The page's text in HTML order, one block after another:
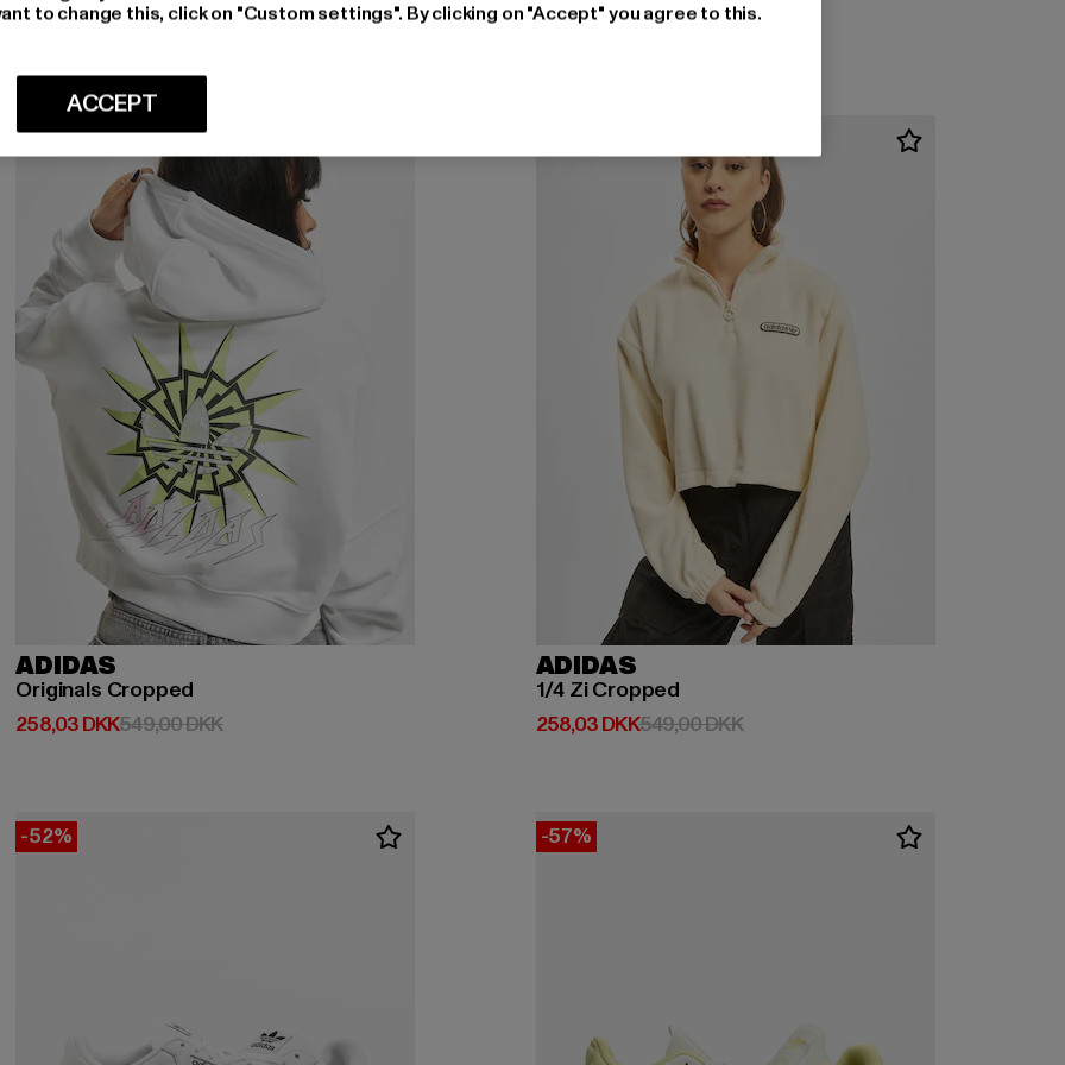
173,25 DKK
Nuværende pris: 173,25 DKK
315,00 DKKKampagnepris: 315,00 DKK
-53%
ADIDAS
Originals Cropped
258,03 DKK
Nuværende pris: 258,03 DKK
549,00 DKKKampagnepris: 549,00 DKK
ADIDAS
1/4 Zi Cropped
258,03 DKK
Nuværende pris: 258,03 DKK
549,00 DKKKampagnepris: 549,00 DKK
-52% -57%
to change this, click on "Custom settings". By clicking on "Accept" you agree to this.
ACCEPT